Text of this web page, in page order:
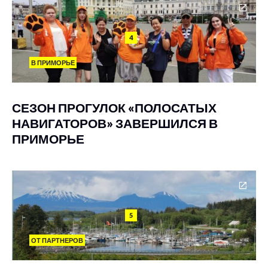
4
В ПРИМОРЬЕ
СЕЗОН ПРОГУЛОК «ПОЛОСАТЫХ
НАВИГАТОРОВ» ЗАВЕРШИЛСЯ В
ПРИМОРЬЕ
5
ОТ ПАРТНЕРОВ